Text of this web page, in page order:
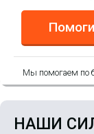
Мы помогаем по
НАШИ